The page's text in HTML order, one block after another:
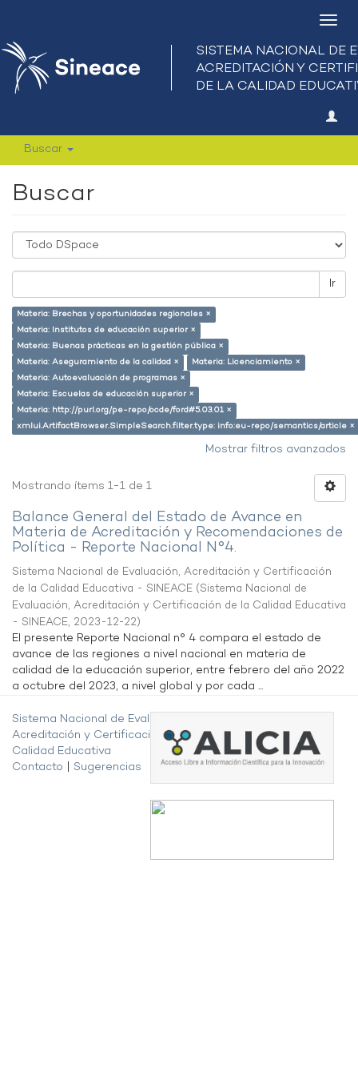
Buscar
Buscar
Ir
Materia: Brechas y oportunidades regionales ×
Materia: Institutos de educación superior ×
Materia: Buenas prácticas en la gestión pública ×
Materia: Aseguramiento de la calidad ×
Materia: Licenciamiento ×
Materia: Autoevaluación de programas ×
Materia: Escuelas de educación superior ×
Materia: http://purl.org/pe-repo/ocde/ford#5.03.01 ×
xmlui.ArtifactBrowser.SimpleSearch.filter.type: info:eu-repo/semantics/article ×
Mostrar filtros avanzados
Mostrando ítems 1-1 de 1
Balance General del Estado de Avance en
Materia de Acreditación y Recomendaciones de
Política - Reporte Nacional N°4.
Sistema Nacional de Evaluación, Acreditación y Certificación
de la Calidad Educativa - SINEACE (Sistema Nacional de
Evaluación, Acreditación y Certificación de la Calidad Educativa
- SINEACE, 2023-12-22)
El presente Reporte Nacional n° 4 compara el estado de
avance de las regiones a nivel nacional en materia de
calidad de la educación superior, entre febrero del año 2022
a octubre del 2023, a nivel global y por cada ...
Sistema Nacional de Evaluación,
Acreditación y Certificación de la
Calidad Educativa
Contacto
Sugerencias